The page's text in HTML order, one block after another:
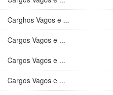
Carghos Vagos e ...
Cargos Vagos e ...
Cargos Vagos e ...
Cargos Vagos e ...